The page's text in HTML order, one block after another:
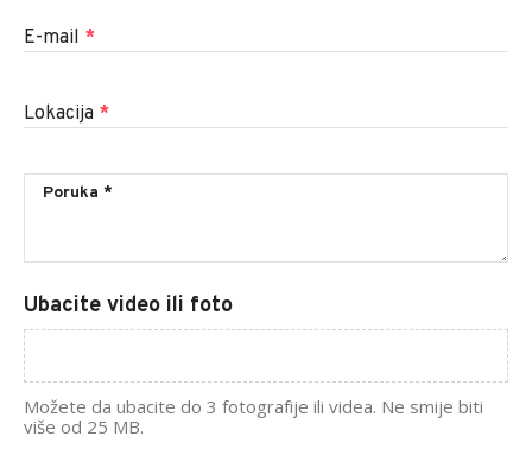
E-mail *
Lokacija *
Ubacite video ili foto
Možete da ubacite do 3 fotografije ili videa. Ne smije biti
više od 25 MB.